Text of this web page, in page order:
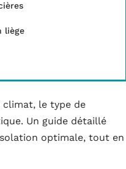
liège
climat, le type de
Un guide détaillé
optimale, tout en